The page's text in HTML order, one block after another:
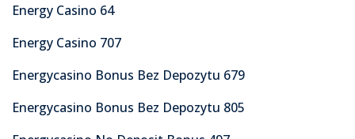
Energy Casino 64
Energy Casino 707
Energycasino Bonus Bez Depozytu 679
Energycasino Bonus Bez Depozytu 805